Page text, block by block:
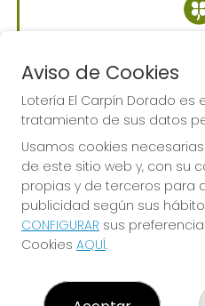
Sorteo del día
JUGAR
LOTERÍA EL CARPÍN
Aviso de Cookies
Lotería El Carpín Dorado es
tratamiento de sus datos
Usamos cookies
de este sitio web y, con su
propias y de terceros para
publicidad según sus
CONFIGURAR sus
Cookies AQUÍ.